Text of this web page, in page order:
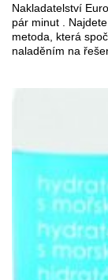
Nakladatelství
pár minut .
metoda, která
naladěním na